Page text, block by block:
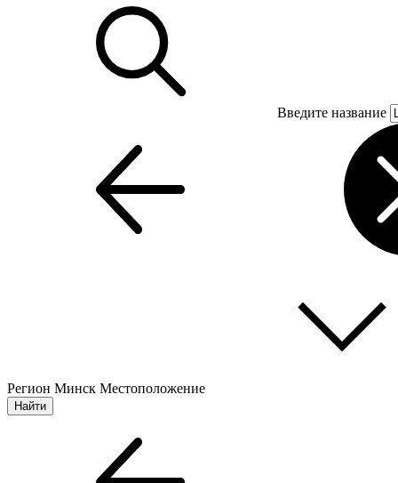
Введите название
Регион Минск Местоположение